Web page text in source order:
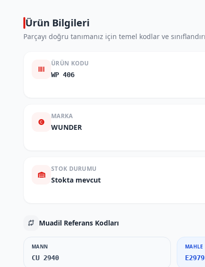
Ürün Bilgileri
Parçayı doğru tanımanız için temel kodlar ve
ÜRÜN KODU
WP 406
MARKA
WUNDER
STOK DURUMU
Stokta mevcut
Muadil Referans Kodları
MANN
CU 2940
MAHLE